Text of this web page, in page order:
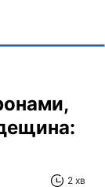
2 хв